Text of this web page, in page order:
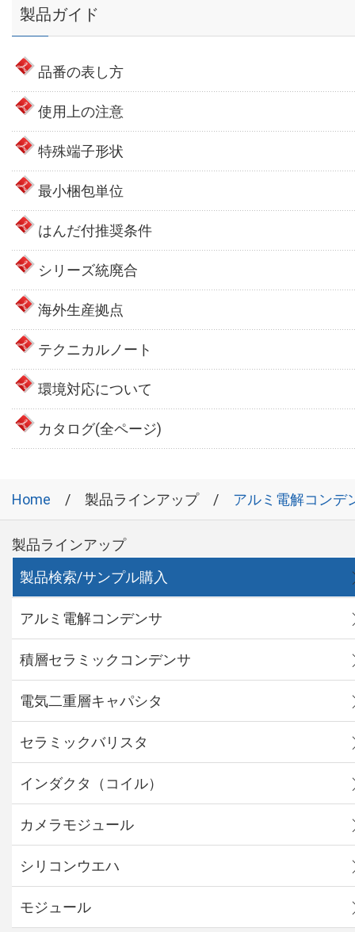
製品ガイド
品番の表し方
使用上の注意
特殊端子形状
最小梱包単位
はんだ付推奨条件
シリーズ統廃合
海外生産拠点
テクニカルノート
環境対応について
カタログ(全ページ)
Home 製品ラインアップ アルミ電解コンデ
製品ラインアップ
製品検索/サンプル購入
アルミ電解コンデンサ
積層セラミックコンデンサ
電気二重層キャパシタ
セラミックバリスタ
インダクタ（コイル）
カメラモジュール
シリコンウエハ
モジュール